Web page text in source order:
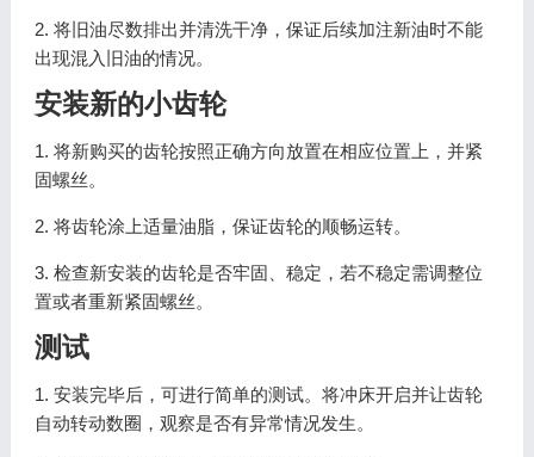
2. 将旧油尽数排出并清洗干净，保证后续加注新油时不能
出现混入旧油的情况。
安装新的小齿轮
1. 将新购买的齿轮按照正确方向放置在相应位置上，并紧
固螺丝。
2. 将齿轮涂上适量油脂，保证齿轮的顺畅运转。
3. 检查新安装的齿轮是否牢固、稳定，若不稳定需调整位
置或者重新紧固螺丝。
测试
1. 安装完毕后，可进行简单的测试。将冲床开启并让齿轮
自动转动数圈，观察是否有异常情况发生。